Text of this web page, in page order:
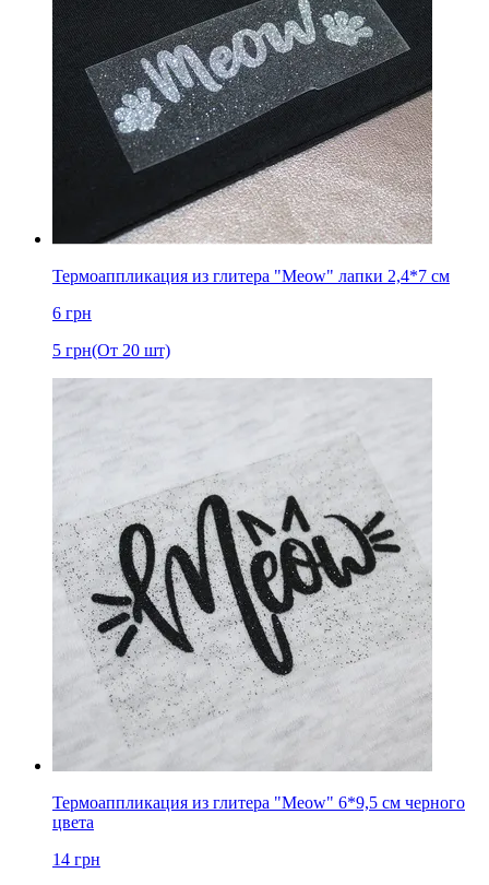
Термоаппликация из глитера "Meow" лапки 2,4*7 см
6 грн
5 грн(От 20 шт)
Термоаппликация из глитера "Meow" 6*9,5 см черного
цвета
14 грн